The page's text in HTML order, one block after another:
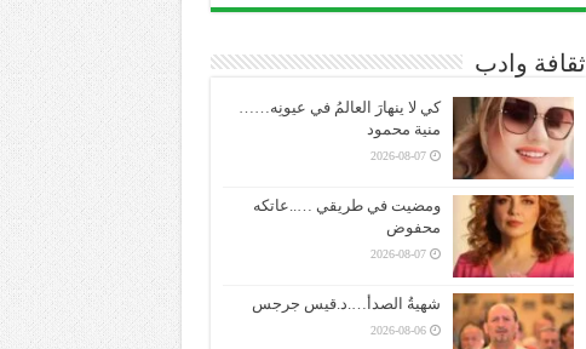
ثقافة وادب
كي لا ينهارَ العالمُ في عيونِه……
منية محمود
2026-08-07
ومضيت في طريقي …..عاتكه
محفوض
2026-08-07
شهيةُ الصدأ….د.قيس جرجس
2026-08-06